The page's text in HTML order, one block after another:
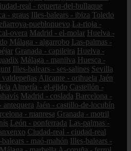
real - retuerta-del-bullaque
- graus Illes-balears - ibiza Toledo
pueblonuevo La-rioja -
overa Madrid - el-molar Huelva -
Málaga - algarrobo Las-palmas -
Granada - capileira Huelva -
Málaga - manilva Huesca -
Illes-balears - ses-salines Sevilla
Alicante - orihuela Jaén
Almería - el-ejido Castellón -
Madrid - coslada Barcelona -
antequera Jaén - castillo-de-locubín
- manresa Granada - motril
León - ponferrada Las-palmas -
Ciudad-real - ciudad-real
balears - maó-mahón Illes-balears -